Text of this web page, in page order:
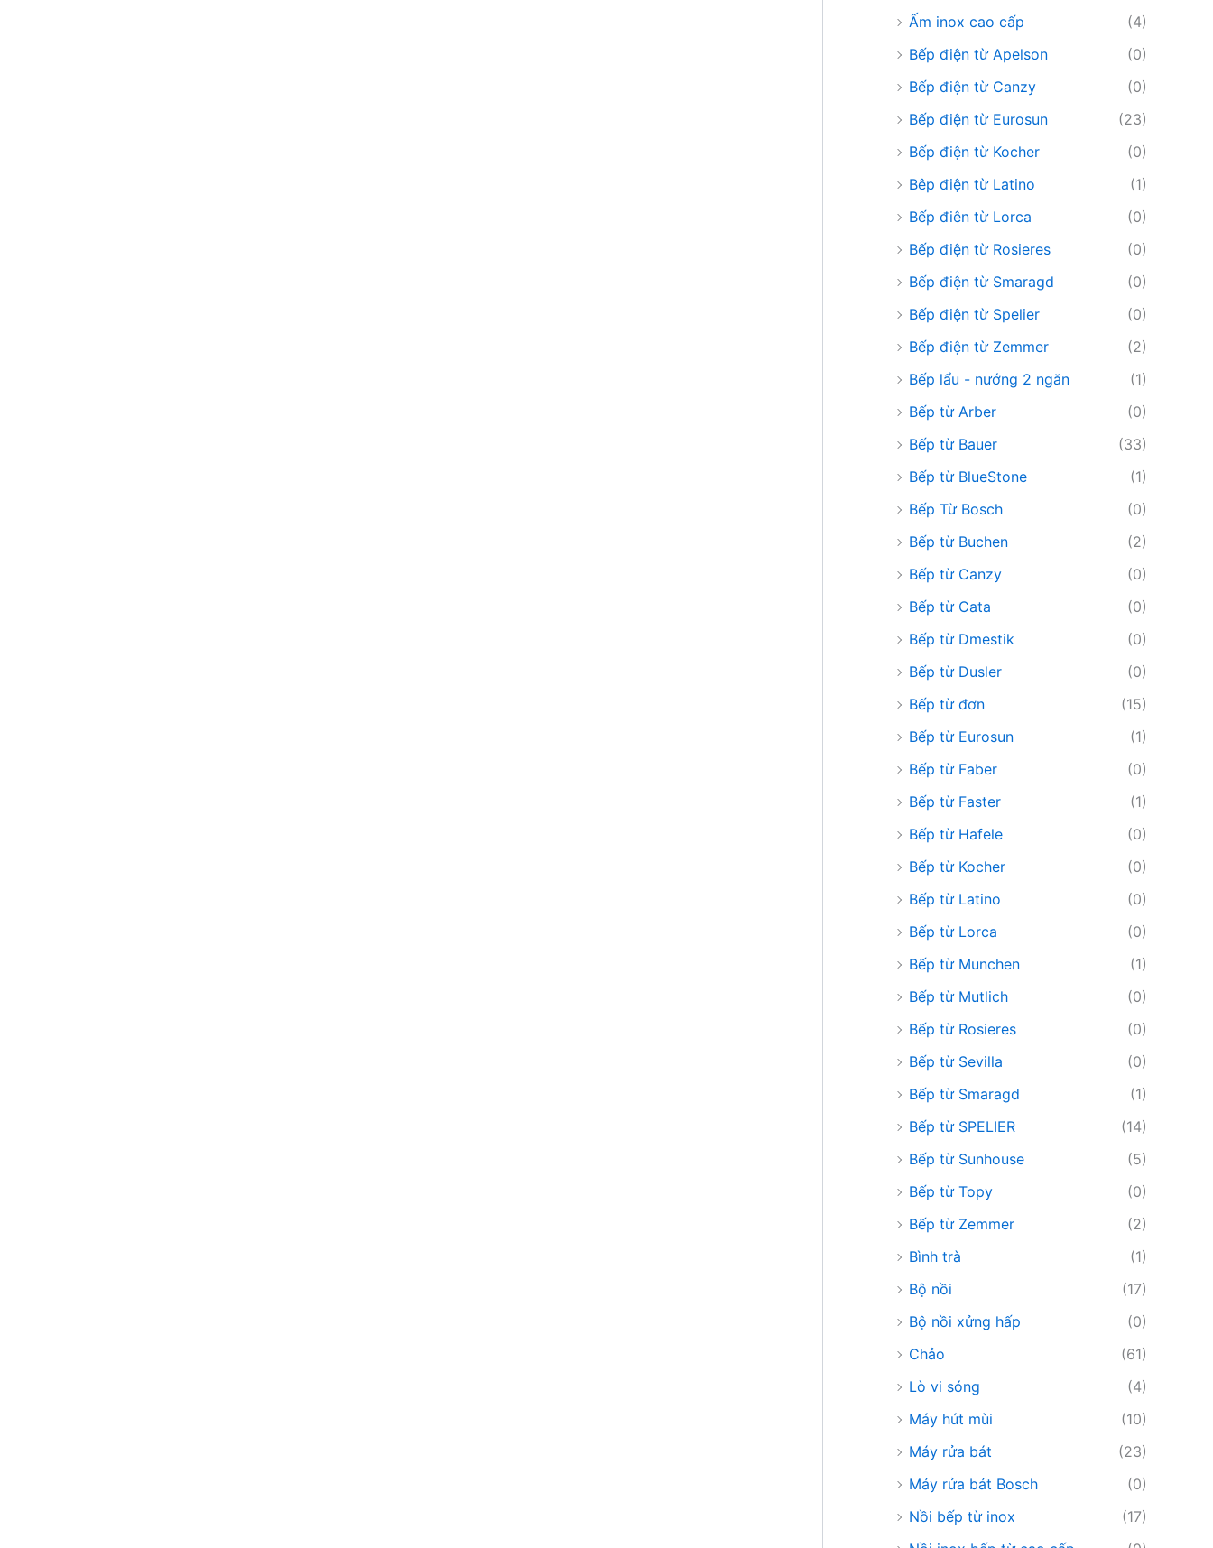
Ấm inox cao cấp
(4)
Bếp điện từ Apelson
(0)
Bếp điện từ Canzy
(0)
Bếp điện từ Eurosun
(23)
Bếp điện từ Kocher
(0)
Bêp điện từ Latino
(1)
Bếp điên từ Lorca
(0)
Bếp điện từ Rosieres
(0)
Bếp điện từ Smaragd
(0)
Bếp điện từ Spelier
(0)
Bếp điện từ Zemmer
(2)
Bếp lẩu - nướng 2 ngăn
(1)
Bếp từ Arber
(0)
Bếp từ Bauer
(33)
Bếp từ BlueStone
(1)
Bếp Từ Bosch
(0)
Bếp từ Buchen
(2)
Bếp từ Canzy
(0)
Bếp từ Cata
(0)
Bếp từ Dmestik
(0)
Bếp từ Dusler
(0)
Bếp từ đơn
(15)
Bếp từ Eurosun
(1)
Bếp từ Faber
(0)
Bếp từ Faster
(1)
Bếp từ Hafele
(0)
Bếp từ Kocher
(0)
Bếp từ Latino
(0)
Bếp từ Lorca
(0)
Bếp từ Munchen
(1)
Bếp từ Mutlich
(0)
Bếp từ Rosieres
(0)
Bếp từ Sevilla
(0)
Bếp từ Smaragd
(1)
Bếp từ SPELIER
(14)
Bếp từ Sunhouse
(5)
Bếp từ Topy
(0)
Bếp từ Zemmer
(2)
Bình trà
(1)
Bộ nồi
(17)
Bộ nồi xửng hấp
(0)
Chảo
(61)
Lò vi sóng
(4)
Máy hút mùi
(10)
Máy rửa bát
(23)
Máy rửa bát Bosch
(0)
Nồi bếp từ inox
(17)